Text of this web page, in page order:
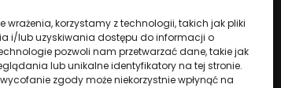
wrażenia, korzystamy z technologii, takich jak pliki
i/lub uzyskiwania dostępu do informacji o
pozwoli nam przetwarzać dane, takie jak
lub unikalne identyfikatory na tej stronie.
zgody może niekorzystnie wpłynąć na